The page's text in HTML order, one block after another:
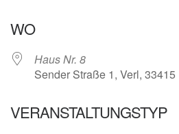
WO
Haus Nr. 8
Sender Straße 1, Verl, 33415
VERANSTALTUNGSTYP